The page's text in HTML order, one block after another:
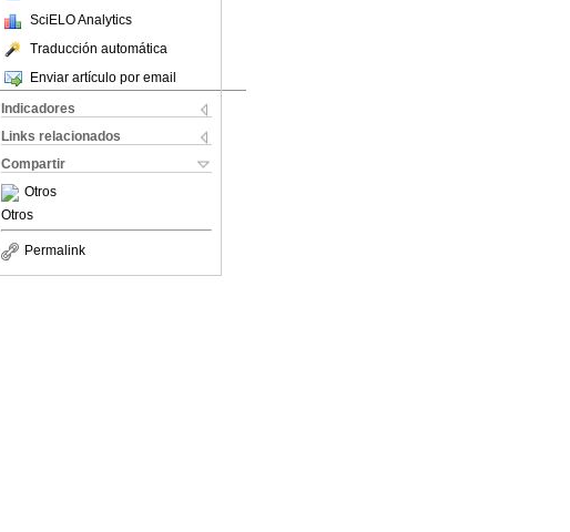
SciELO Analytics
Traducción automática
Enviar artículo por email
Indicadores
Links relacionados
Compartir
Otros
Otros
Permalink